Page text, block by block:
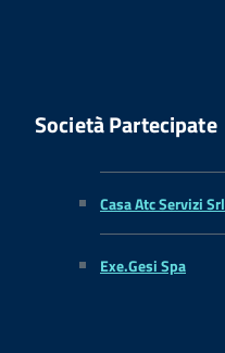
Società Partecipate
Casa Atc Servizi Srl
Exe.Gesi Spa